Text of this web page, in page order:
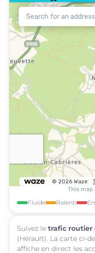
Fluide Ralenti
Suivez le trafic routier
(Hérault). La carte ci-
affiche en direct les